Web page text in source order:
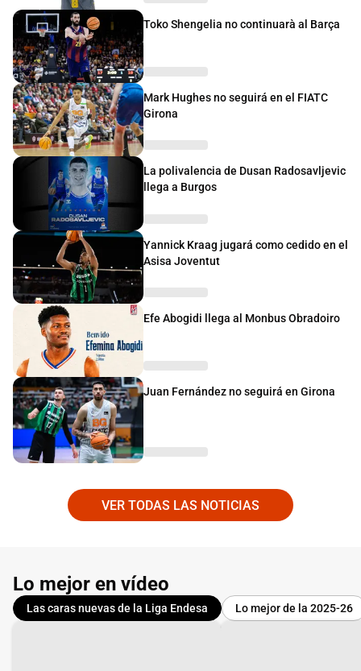
Toko Shengelia no continuarà al Barça
Mark Hughes no seguirá en el FIATC
Girona
La polivalencia de Dusan Radosavljevic
llega a Burgos
Yannick Kraag jugará como cedido en el
Asisa Joventut
Efe Abogidi llega al Monbus Obradoiro
Juan Fernández no seguirá en Girona
VER TODAS LAS NOTICIAS
Lo mejor en vídeo
Las caras nuevas de la Liga Endesa Lo mejor de la 2025-26